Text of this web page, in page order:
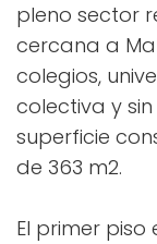
pleno sector
cercana a
colegios,
colectiva y sin
superficie
de 363 m2.
El primer